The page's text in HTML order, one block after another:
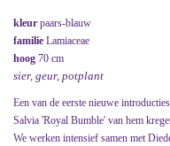
kleur paars-blauw
familie Lamiaceae
hoog 70 cm
sier, geur, potplant
Een van de eerste nieuwe
Salvia 'Royal Bumble' van hem
We werken intensief samen met